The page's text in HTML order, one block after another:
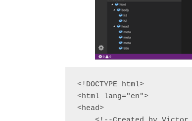
<!DOCTYPE html>
<html lang="en">
<head>